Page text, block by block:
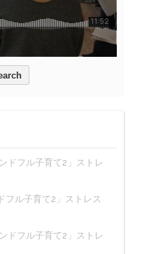
ドフル子育て2」ストレ
ル子育て2」ストレス
ドフル子育て2」ストレ